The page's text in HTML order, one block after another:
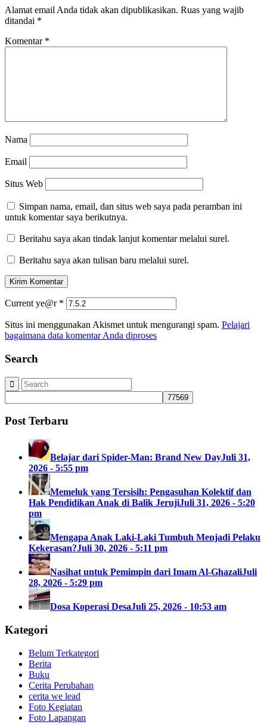
Alamat email Anda tidak akan dipublikasikan. Ruas yang wajib
ditandai *
Komentar *
Nama
Email
Situs Web
Simpan nama, email, dan situs web saya pada peramban ini
untuk komentar saya berikutnya.
Beritahu saya akan tindak lanjut komentar melalui surel.
Beritahu saya akan tulisan baru melalui surel.
Current ye@r *
Situs ini menggunakan Akismet untuk mengurangi spam. Pelajari
bagaimana data komentar Anda diproses
Search
Post Terbaru
Belajar dari Spider-Man: Brand New DayJuli 31,
2026 - 5:55 pm
Memeluk yang Tersisih: Pengasuhan Kolektif dan
Hak Pendidikan Anak di Balik JerujiJuli 31, 2026 - 5:20
pm
Mengapa Anak Laki-Laki Tumbuh Menjadi Pelaku
Kekerasan?Juli 30, 2026 - 5:11 pm
Nasihat untuk Pemimpin dari Imam Al-GhazaliJuli
28, 2026 - 5:29 pm
Dosa Koperasi DesaJuli 25, 2026 - 10:53 am
Kategori
Belum Terkategori
Berita
Buku
Cerita Perubahan
cerita we lead
Foto Kegiatan
Foto Lapangan